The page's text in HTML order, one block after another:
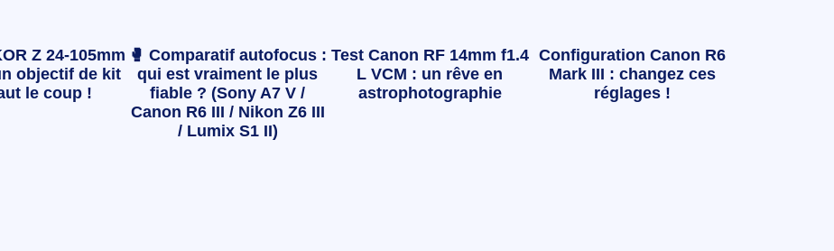
Z 24-105mm
objectif de kit
le coup !
🥊 Comparatif autofocus :
qui est vraiment le plus
fiable ? (Sony A7 V /
Canon R6 III / Nikon Z6 III
/ Lumix S1 II)
Test Canon RF 14mm f1.4
L VCM : un rêve en
astrophotographie
Configuration Canon R6
Mark III : changez ces
réglages !